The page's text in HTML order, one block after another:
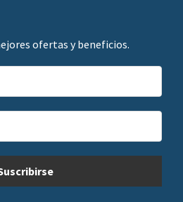
ofertas y beneficios.